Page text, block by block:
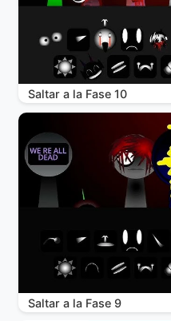
Saltar a la Fase 10
Saltar a la Fase 9